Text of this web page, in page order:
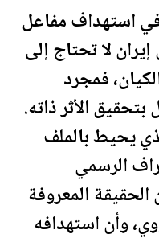
استهداف مفاعل
لا تحتاج إلى
فمجرد
الأثر ذاته.
يحيط بالملف
الرسمي
الحقيقة المعروفة
وأن استهدافه